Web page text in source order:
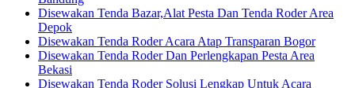
Disewakan Tenda Bazar,Alat Pesta Dan Tenda Roder Area
Depok
Disewakan Tenda Roder Acara Atap Transparan Bogor
Disewakan Tenda Roder Dan Perlengkapan Pesta Area
Bekasi
Disewakan Tenda Roder Solusi Lengkap Untuk Acara